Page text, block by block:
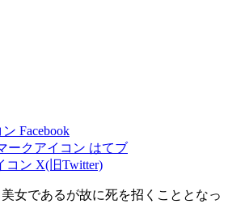
Facebook
はてブ
X(旧Twitter)
女であるが故に死を招くこととなっ